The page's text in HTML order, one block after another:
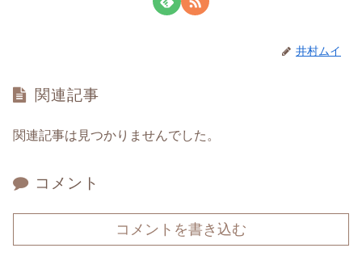
井村ムイ
関連記事
関連記事は見つかりませんでした。
コメント
コメントを書き込む